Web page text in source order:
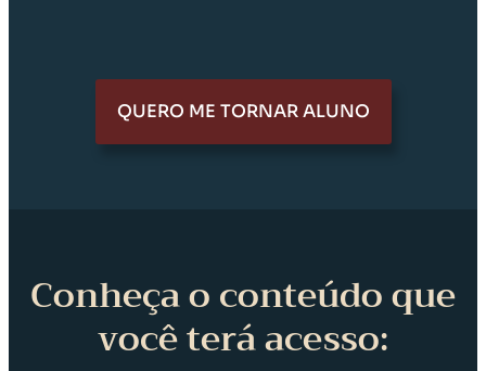
QUERO ME TORNAR ALUNO
Conheça o conteúdo que
você terá acesso: